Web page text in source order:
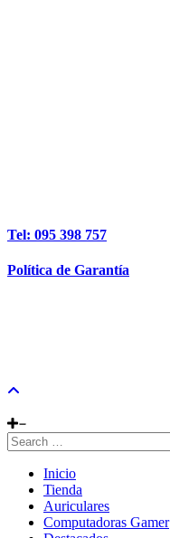
Tel: 095 398 757
Política de Garantía
Inicio
Tienda
Auriculares
Computadoras Gamer